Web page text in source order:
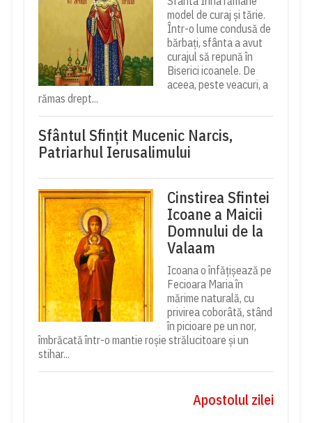
model de curaj și tărie.
Într-o lume condusă de
bărbați, sfânta a avut
curajul să repună în
Biserici icoanele. De
aceea, peste veacuri, a
rămas drept...
Sfântul Sfinţit Mucenic Narcis,
Patriarhul Ierusalimului
Cinstirea Sfintei
Icoane a Maicii
Domnului de la
Valaam
Icoana o înfățișează pe
Fecioara Maria în
mărime naturală, cu
privirea coborâtă, stând
în picioare pe un nor,
îmbrăcată într-o mantie roșie strălucitoare și un
stihar...
Apostolul zilei